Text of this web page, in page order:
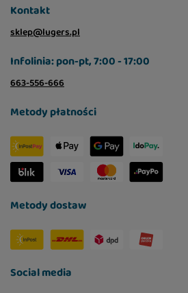
Kontakt
sklep@lugers.pl
Infolinia: pon-pt, 7:00 - 17:00
663-556-666
Metody płatności
Metody dostaw
Social media